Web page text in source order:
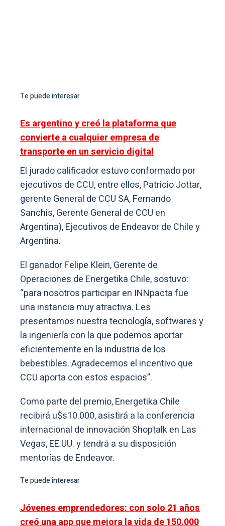
Te puede interesar
Es argentino y creó la plataforma que
convierte a cualquier empresa de
transporte en un servicio digital
El jurado calificador estuvo conformado por
ejecutivos de CCU, entre ellos, Patricio Jottar,
gerente General de CCU SA, Fernando
Sanchis, Gerente General de CCU en
Argentina), Ejecutivos de Endeavor de Chile y
Argentina.
El ganador Felipe Klein, Gerente de
Operaciones de Energetika Chile, sostuvo:
“para nosotros participar en INNpacta fue
una instancia muy atractiva. Les
presentamos nuestra tecnología, softwares y
la ingeniería con la que podemos aportar
eficientemente en la industria de los
bebestibles. Agradecemos el incentivo que
CCU aporta con estos espacios”.
Como parte del premio, Energetika Chile
recibirá u$s10.000, asistirá a la conferencia
internacional de innovación Shoptalk en Las
Vegas, EE.UU. y tendrá a su disposición
mentorías de Endeavor.
Te puede interesar
Jóvenes emprendedores: con solo 21 años
creó una app que mejora la vida de 150.000